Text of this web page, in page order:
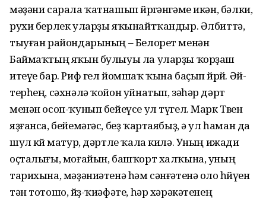
мәҙәни сарала ҡатнашып йөрөгәнгәме икән, бәлки,
рухи берлек уларҙы яҡынайтҡандыр. Әлбиттә,
тыуған райондарының – Белорет менән
Баймаҡтың яҡын булыуы ла уларҙы ҡорҙаш
итеүе бар. Риф гел йомшаҡ ҡына баҫып йөрөй. Әй­
тер­һең, сәхнәлә ҡойон уйнатып, зәһәр дәрт
менән осоп-ҡу­нып бейеүсе ул түгел. Марк Твен
яҙғанса, бейемәгәс, беҙ ҡартаябыҙ, ә ул һаман да
шул көйө матур, дәртле ҡала килә. Уның ижади
оҫталығы, моғайын, башҡорт халҡына, уның
тарихына, мәҙәниәтенә һәм сәнғәтенә оло һөйөүен
тән тотошо, йөҙ-ҡиәфәте, һәр хәрәкәтенең